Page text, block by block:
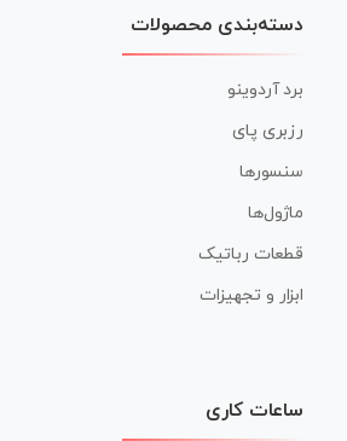
دسته‌بندی محصولات
برد آردوینو
رزبری پای
سنسورها
ماژول‌ها
قطعات رباتیک
ابزار و تجهیزات
ساعات کاری